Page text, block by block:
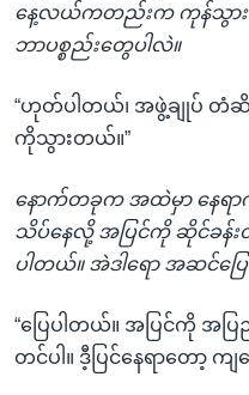
နေ့လယ်ကတည်းက ကုန်သွား
ဘာပစ္စည်းတွေပါလဲ။
“ဟုတ်ပါတယ်၊ အဖွဲ့ချုပ် တံဆိ
ကိုသွားတယ်။”
နောက်တခုက အထဲမှာ နေရာက
သိပ်နေလို့ အပြင်ကို ဆိုင်ခန်း
ပါတယ်။ အဲဒါရော အဆင်ပြေ
“ပြေပါတယ်။ အပြင်ကို အပ
တင်ပါ။ ဒီ့ပြင်နေရာတော့ က